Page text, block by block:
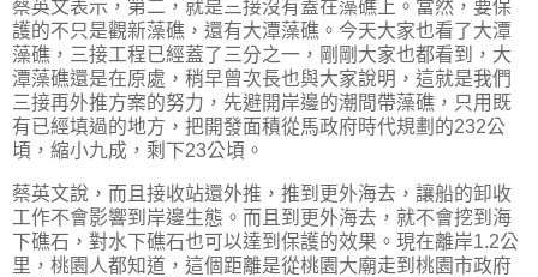
蔡英文表示，第二，就是三接沒有蓋在藻礁上。當然，要保
護的不只是觀新藻礁，還有大潭藻礁。今天大家也看了大潭
藻礁，三接工程已經蓋了三分之一，剛剛大家也都看到，大
潭藻礁還是在原處，稍早曾次長也與大家說明，這就是我們
三接再外推方案的努力，先避開岸邊的潮間帶藻礁，只用既
有已經填過的地方，把開發面積從馬政府時代規劃的232公
頃，縮小九成，剩下23公頃。
蔡英文說，而且接收站還外推，推到更外海去，讓船的卸收
工作不會影響到岸邊生態。而且到更外海去，就不會挖到海
下礁石，對水下礁石也可以達到保護的效果。現在離岸1.2公
里，桃園人都知道，這個距離是從桃園大廟走到桃園市政府